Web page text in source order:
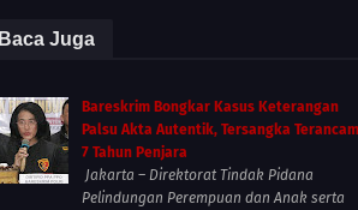
Baca Juga
Bareskrim Bongkar Kasus Keterangan
Palsu Akta Autentik, Tersangka Terancam
7 Tahun Penjara
Jakarta – Direktorat Tindak Pidana
Pelindungan Perempuan dan Anak serta